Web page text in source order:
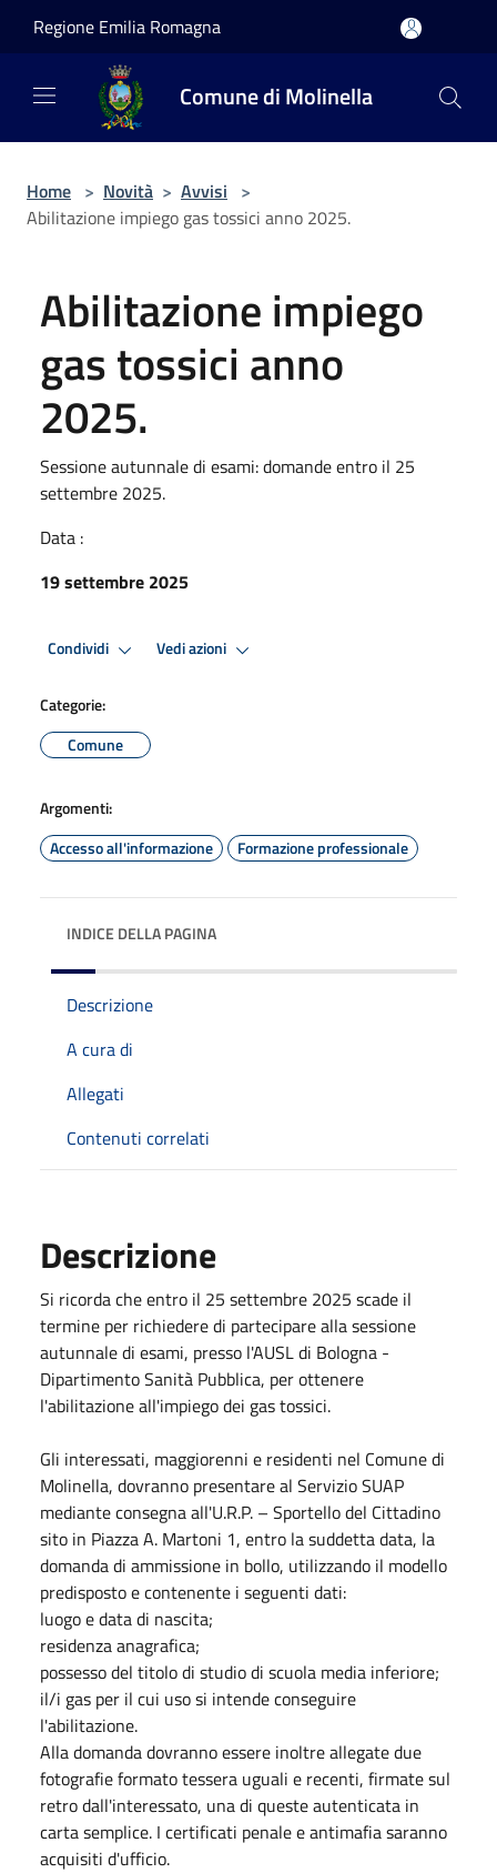
Regione Emilia Romagna
Comune di Molinella
Home > Novità > Avvisi >
Abilitazione impiego gas tossici anno 2025.
Abilitazione impiego
gas tossici anno
2025.
Sessione autunnale di esami: domande entro il 25
settembre 2025.
Data :
19 settembre 2025
Condividi Vedi azioni
Categorie:
Comune
Argomenti:
Accesso all'informazione
Formazione professionale
INDICE DELLA PAGINA
Descrizione
A cura di
Allegati
Contenuti correlati
Descrizione
Si ricorda che entro il 25 settembre 2025 scade il
termine per richiedere di partecipare alla sessione
autunnale di esami, presso l'AUSL di Bologna -
Dipartimento Sanità Pubblica, per ottenere
l'abilitazione all'impiego dei gas tossici.
Gli interessati, maggiorenni e residenti nel Comune di
Molinella, dovranno presentare al Servizio SUAP
mediante consegna all'U.R.P. – Sportello del Cittadino
sito in Piazza A. Martoni 1, entro la suddetta data, la
domanda di ammissione in bollo, utilizzando il modello
predisposto e contenente i seguenti dati:
luogo e data di nascita;
residenza anagrafica;
possesso del titolo di studio di scuola media inferiore;
il/i gas per il cui uso si intende conseguire
l'abilitazione.
Alla domanda dovranno essere inoltre allegate due
fotografie formato tessera uguali e recenti, firmate sul
retro dall'interessato, una di queste autenticata in
carta semplice. I certificati penale e antimafia saranno
acquisiti d'ufficio.